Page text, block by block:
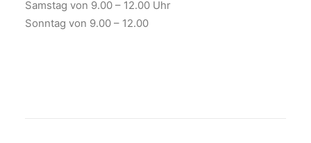
Samstag von 9.00 – 12.00 Uhr
Sonntag von 9.00 – 12.00